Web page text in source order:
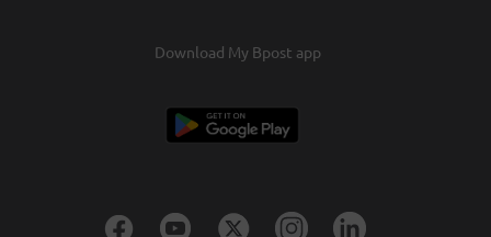
Download My Bpost app